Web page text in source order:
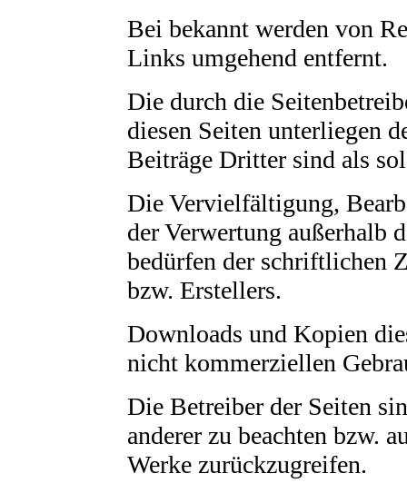
Bei bekannt werden von
Links umgehend entfernt.
Die durch die
diesen Seiten unterliegen
Beiträge Dritter sind als
Die Vervielfältigung,
der Verwertung außerhalb
bedürfen der schriftlichen
bzw. Erstellers.
Downloads und Kopien
nicht kommerziellen
Die Betreiber der Seiten
anderer zu beachten bzw.
Werke zurückzugreifen.